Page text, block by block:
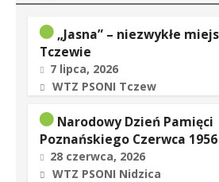
„Jasna” – niezwykłe
Tczewie
7 lipca, 2026
WTZ PSONI Tczew
Narodowy Dzień Pamięci
Poznańskiego Czerwca 1956
28 czerwca, 2026
WTZ PSONI Nidzica